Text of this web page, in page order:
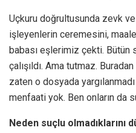
Uçkuru doğrultusunda zevk
işleyenlerin ceremesini,
babası eşlerimiz çekti. Bütün
çalışıldı. Ama tutmaz.
zaten o dosyada
menfaati yok. Ben onların da
Neden suçlu olmadıklarını